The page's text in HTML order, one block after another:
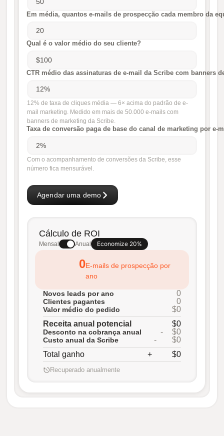
Em média, quantos e-mails de prospecção cada membro da
Qual é o valor médio do seu cliente?
CTR médio das assinaturas de e-mail da Scribe com banners
12% de taxa de cliques média — 6× acima do padrão de e-
mail marketing. Medido em mais de 50.000 e-mails com
banners de marketing da Scribe.
Taxa de conversão paga de base do canal de marketing por e-
Com o acompanhamento de conversões da Scribe, esse
número fica mensurável.
Cálculo de ROI
Mensal Anual Economize 20%
0E-mails de prospecção por
ano
Novos leads por ano 0
Clientes pagantes 0
Valor médio do pedido
$0
Receita anual potencial
$0
Desconto na cobrança anual - $0
Custo anual da Scribe -
$0
Total ganho
+ $0
Recuperado anualmente
Agendar uma demo